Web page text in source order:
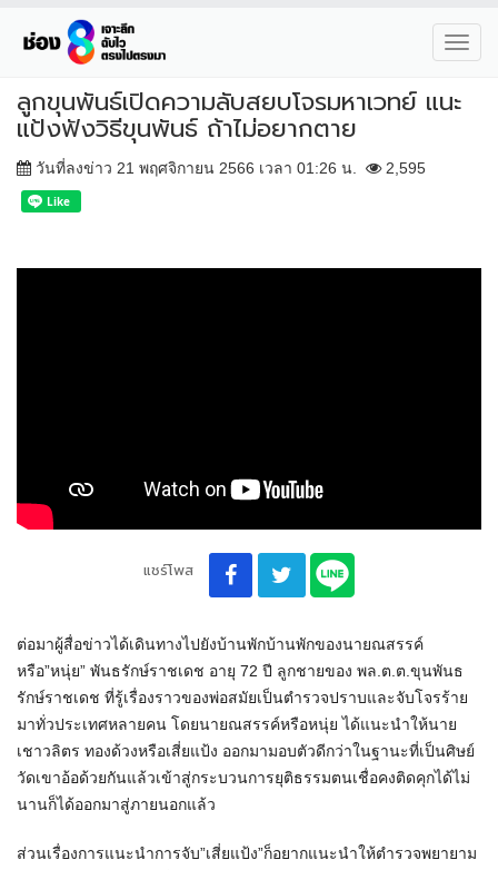
ลูกขุนพันธ์เปิดความลับสยบโจรมหาเวทย์ แนะ
แป้งฟังวิธีขุนพันธ์ ถ้าไม่อยากตาย
วันที่ลงข่าว 21 พฤศจิกายน 2566 เวลา 01:26 น. 2,595
แชร์โพส
ต่อมาผู้สื่อข่าวได้เดินทางไปยังบ้านพักบ้านพักของนายณสรรค์
หรือ”หนุ่ย” พันธรักษ์ราชเดช อายุ 72 ปี ลูกชายของ พล.ต.ต.ขุนพันธ
รักษ์ราชเดช ที่รู้เรื่องราวของพ่อสมัยเป็นตำรวจปราบและจับโจรร้าย
มาทั่วประเทศหลายคน โดยนายณสรรค์หรือหนุ่ย ได้แนะนำให้นาย
เชาวลิตร ทองด้วงหรือเสี่ยแป้ง ออกมามอบตัวดีกว่าในฐานะที่เป็นศิษย์
วัดเขาอ้อด้วยกันแล้วเข้าสู่กระบวนการยุติธรรมตนเชื่อคงติดคุกได้ไม่
นานก็ได้ออกมาสู่ภายนอกแล้ว
ส่วนเรื่องการแนะนำการจับ”เสี่ยแป้ง”ก็อยากแนะนำให้ตำรวจพยายาม